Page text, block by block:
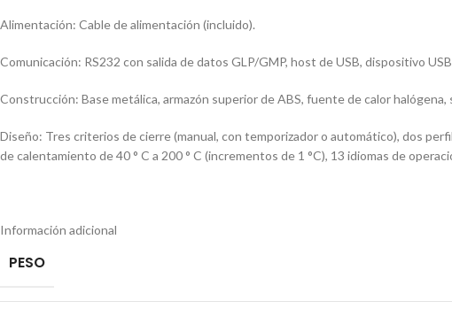
Alimentación: Cable de alimentación (incluido).
Comunicación: RS232 con salida de datos GLP/GMP, host de USB, dispositivo
Construcción: Base metálica, armazón superior de ABS, fuente de calor
Diseño: Tres criterios de cierre (manual, con temporizador o automático), dos
de calentamiento de 40 ° C a 200 ° C (incrementos de 1 °C), 13 idiomas de
Información adicional
PESO